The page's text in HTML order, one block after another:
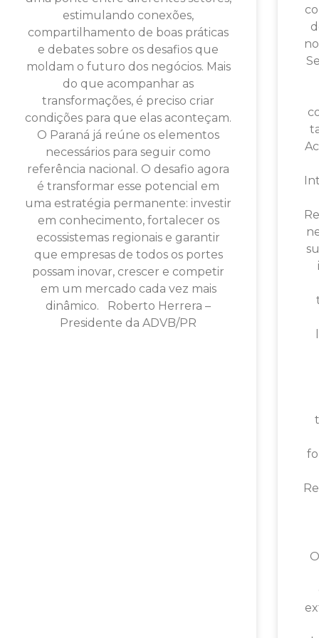
estimulando conexões,
compartilhamento de boas práticas
e debates sobre os desafios que
moldam o futuro dos negócios. Mais
do que acompanhar as
transformações, é preciso criar
condições para que elas aconteçam.
O Paraná já reúne os elementos
necessários para seguir como
referência nacional. O desafio agora
é transformar esse potencial em
uma estratégia permanente: investir
em conhecimento, fortalecer os
ecossistemas regionais e garantir
que empresas de todos os portes
possam inovar, crescer e competir
em um mercado cada vez mais
dinâmico. Roberto Herrera –
Presidente da ADVB/PR